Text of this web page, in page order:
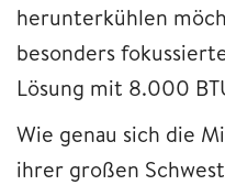
herunterkühlen
besonders
Lösung mit 8.000
Wie genau sich die
ihrer großen